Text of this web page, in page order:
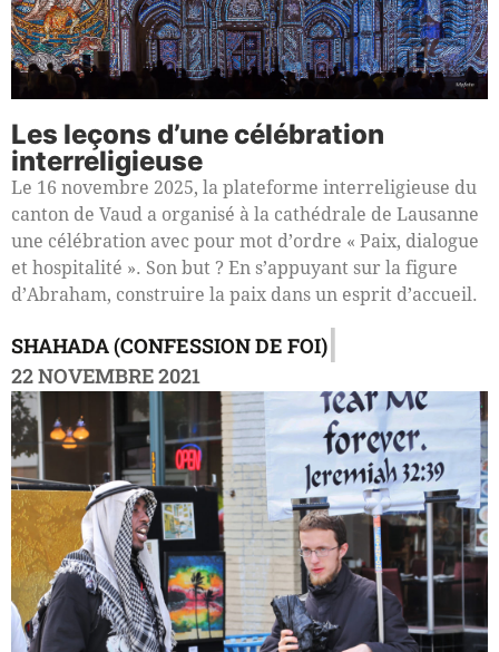
Les leçons d’une célébration
interreligieuse
Le 16 novembre 2025, la plateforme interreligieuse du
canton de Vaud a organisé à la cathédrale de Lausanne
une célébration avec pour mot d’ordre « Paix, dialogue
et hospitalité ». Son but ? En s’appuyant sur la figure
d’Abraham, construire la paix dans un esprit d’accueil.
SHAHADA (CONFESSION DE FOI)
22 NOVEMBRE 2021